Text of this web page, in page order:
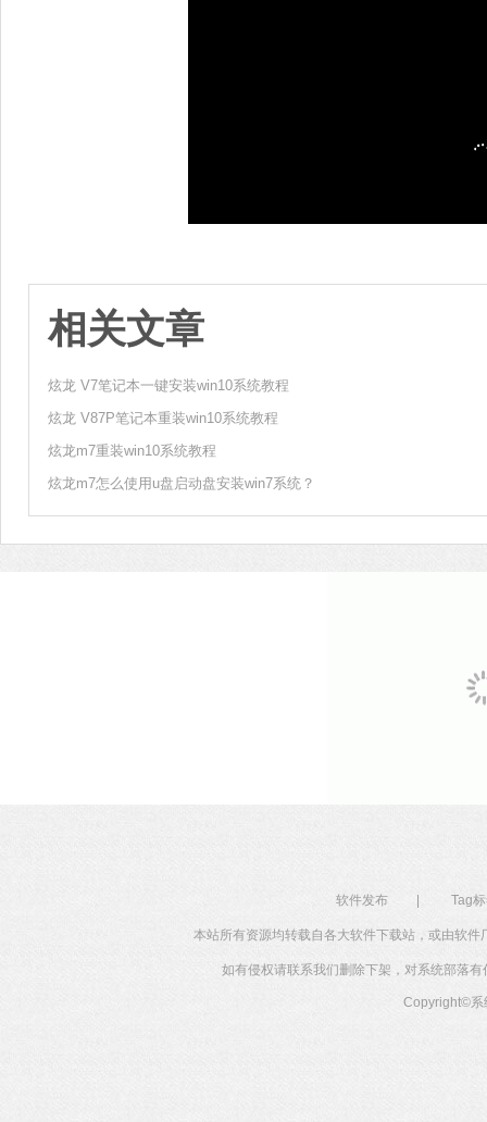
相关文章
炫龙 V7笔记本一键安装win10系统教程
炫龙 V87P笔记本重装win10系统教程
炫龙m7重装win10系统教程
炫龙m7怎么使用u盘启动盘安装win7系统？
软件发布 Tag
本站所有资源均转载自各大软件下载站，或由软
如有侵权请联系我们删除下架，对系统部落
Copyright©系